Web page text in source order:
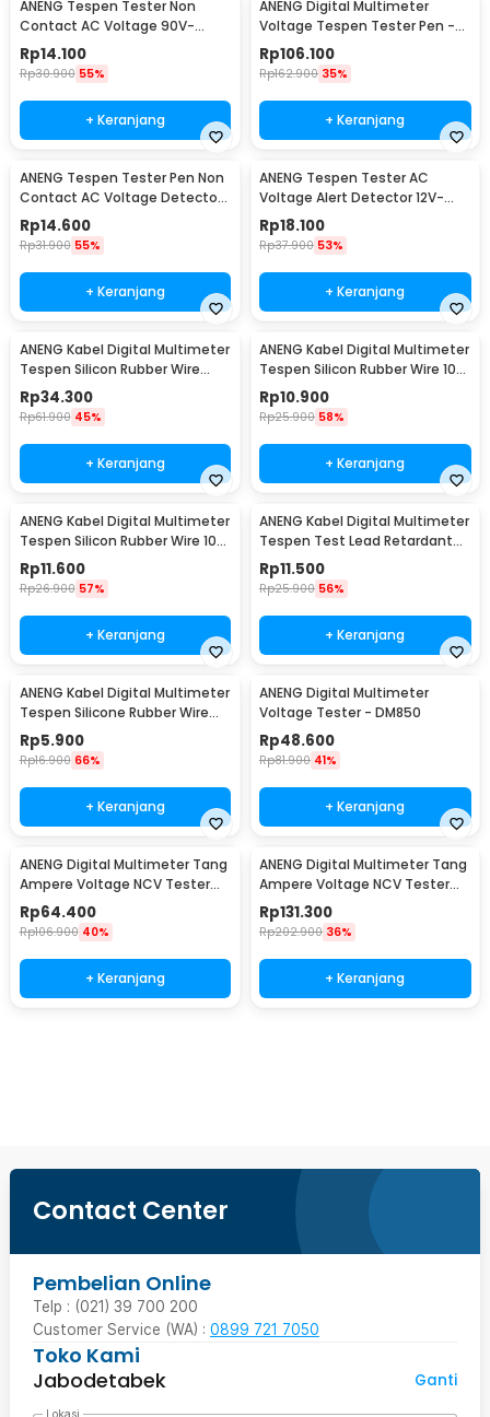
ANENG Tespen Tester Non
Contact AC Voltage 90V-
1000V - 1AC-D Plus
Rp14.100
Rp30.900 55%
+ Keranjang
ANENG Digital Multimeter
Voltage Tespen Tester Pen -
A3003
Rp106.100
Rp162.900 35%
+ Keranjang
ANENG Tespen Tester Pen Non
Contact AC Voltage Detector
90-1000V 1AC-D
Rp14.600
Rp31.900 55%
+ Keranjang
ANENG Tespen Tester AC
Voltage Alert Detector 12V-
1000V - VD806
Rp18.100
Rp37.900 53%
+ Keranjang
ANENG Kabel Digital Multimeter
Tespen Silicon Rubber Wire
1000V - PT3003
Rp34.300
Rp61.900 45%
+ Keranjang
ANENG Kabel Digital Multimeter
Tespen Silicon Rubber Wire 10A
1000V - PT1005
Rp10.900
Rp25.900 58%
+ Keranjang
ANENG Kabel Digital Multimeter
Tespen Silicon Rubber Wire 10A
1000V - PT1004
Rp11.600
Rp26.900 57%
+ Keranjang
ANENG Kabel Digital Multimeter
Tespen Test Lead Retardant
10A 1000V - PT1002
Rp11.500
Rp25.900 56%
+ Keranjang
ANENG Kabel Digital Multimeter
Tespen Silicone Rubber Wire
10A 1000V - PT830
Rp5.900
Rp16.900 66%
+ Keranjang
ANENG Digital Multimeter
Voltage Tester - DM850
Rp48.600
Rp81.900 41%
+ Keranjang
ANENG Digital Multimeter Tang
Ampere Voltage NCV Tester
Clamp 600V - MT87
Rp64.400
Rp106.900 40%
+ Keranjang
ANENG Digital Multimeter Tang
Ampere Voltage NCV Tester
Clamp 600V - ST201
Rp131.300
Rp202.900 36%
+ Keranjang
Contact Center
Pembelian Online
Telp : (021) 39 700 200
Customer Service (WA) : 0899 721 7050
Toko Kami
Jabodetabek
Ganti
Lokasi